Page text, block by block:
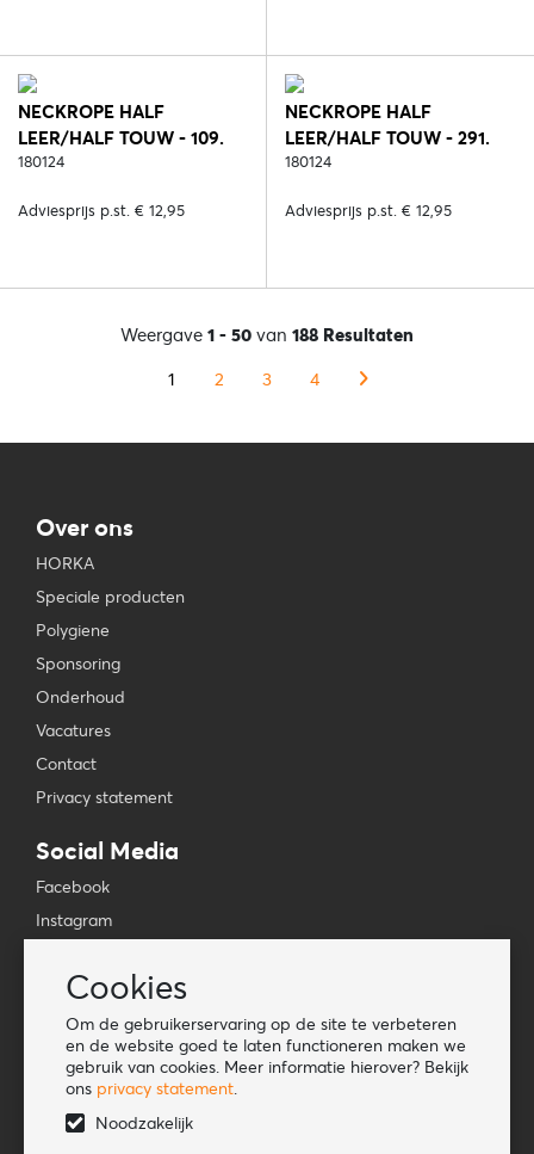
Cookies
Om de gebruikerservaring op de site te verbeteren
en de website goed te laten functioneren maken we
gebruik van cookies. Meer informatie hierover? Bekijk
ons privacy statement.
Noodzakelijk
NECKROPE HALF
LEER/HALF TOUW - 109.
ZWART/ROOD
180124
Adviesprijs p.st. € 12,95
NECKROPE HALF
LEER/HALF TOUW - 291.
BRUIN/BLAUW
180124
Adviesprijs p.st. € 12,95
Weergave 1 - 50 van 188 Resultaten
1
2 3 4
Over ons
HORKA
Speciale producten
Polygiene
Sponsoring
Onderhoud
Vacatures
Contact
Privacy statement
Social Media
Facebook
Instagram
TikTok
Tools
Lookbook
Nieuwe klant